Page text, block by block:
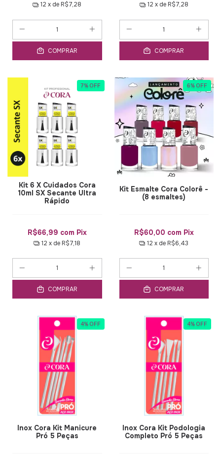
12 x de R$7,28
COMPRAR
12 x de R$7,28
COMPRAR
7% OFF
Kit 6 X Cuidados Cora
10ml SX Secante Ultra
Rápido
R$66,99 com Pix
12 x de R$7,18
COMPRAR
6% OFF
Kit Esmalte Cora Colorê -
(8 esmaltes)
R$60,00 com Pix
12 x de R$6,43
COMPRAR
4% OFF
Inox Cora Kit Manicure
Pró 5 Peças
4% OFF
Inox Cora Kit Podologia
Completo Pró 5 Peças